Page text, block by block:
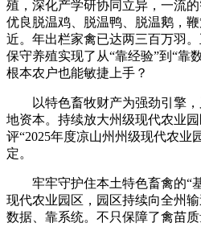
殖，深化产学研协同立异，一流
优良脱温鸡、脱温鸭、脱温鹅，
近。年出栏家禽已达两三百万羽
保守养殖实现了从“靠经验”到“靠
根本农户也能敏捷上手？
以特色畜牧财产为强劲引擎，
地资本。持续放大州级现代农业
评“2025年度凉山州州级现代农业
定。
牢牢守护住本土特色畜禽的“
现代农业园区，园区持续向全州
数据、靠系统。不只保障了禽苗